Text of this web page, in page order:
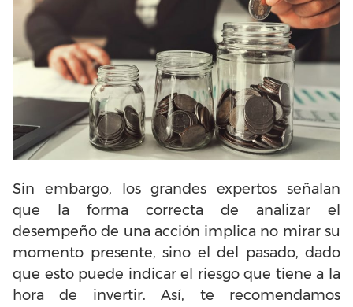
Sin embargo, los grandes expertos señalan
que la forma correcta de analizar el
desempeño de una acción implica no mirar su
momento presente, sino el del pasado, dado
que esto puede indicar el riesgo que tiene a la
hora de invertir. Así, te recomendamos